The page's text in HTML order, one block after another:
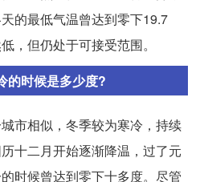
的最低气温曾达到零下19.7
，但仍处于可接受范围。
的时候是多少度?
市相似，冬季较为寒冷，持续
十二月开始逐渐降温，过了元
时候曾达到零下十多度。尽管